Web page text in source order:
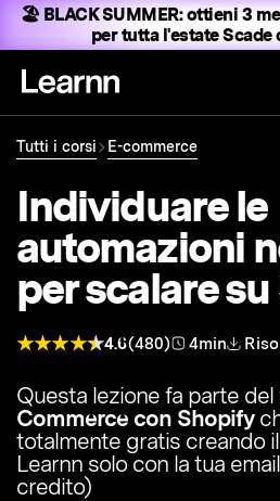
🏖️ BLACK SUMMER:ottieni 3
per tutta l'estateScade
Tutti i corsi E-commerce
Individuare le
automazioni
per scalare
4.6(480) 4min
Questa lezione fa parte
Commerce con Shopify
totalmente gratis creando
Learnn solo con la tua
credito)